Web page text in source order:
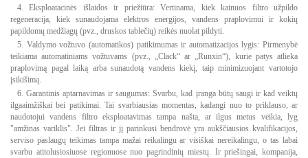
4. Eksploatacinės išlaidos ir priežiūra: Vertinama, kiek kainuos filtro užpildo
regeneracija, kiek sunaudojama elektros energijos, vandens praplovimui ir kokių
papildomų medžiagų (pvz., druskos tablečių) reikės nuolat pildyti.
5. Valdymo vožtuvo (automatikos) patikimumas ir automatizacijos lygis: Pirmenybė
teikiama automatiniams vožtuvams (pvz., „Clack“ ar „Runxin“), kurie patys atlieka
praplovimą pagal laiką arba sunaudotą vandens kiekį, taip minimizuojant vartotojo
įsikišimą.
6. Garantinis aptarnavimas ir saugumas: Svarbu, kad įranga būtų saugi ir kad veiktų
ilgaaimžiškai bei patikimai. Tai svarbiausias momentas, kadangi nuo to priklauso, ar
naudotojui vandens filtro eksploatavimas tampa našta, ar ilgus metus veikia, lyg
"amžinas variklis". Jei filtras ir jį parinkusi bendrovė yra aukščiausios kvalifikacijos,
serviso paslaugų teikimas tampa mažai reikalingu ar visiškai nereikalingu, o tas labai
svarbu atitolusiosiuose regionuose nuo pagrindinių miestų. Ir priešingai, kompanija,